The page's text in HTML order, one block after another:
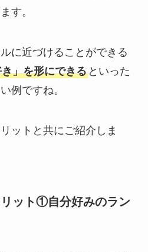
す。
に近づけることができる
」を形にできるといった
例ですね。
ットと共にご紹介しま
ット①自分好みのラン